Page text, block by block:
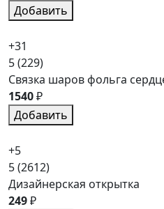
Добавить
+31
5(229)
Связка шаров фольга
1540₽
Добавить
+5
5(2612)
Дизайнерская открытка
249₽